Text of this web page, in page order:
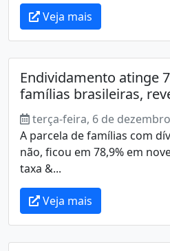
Veja mais
Endividamento atinge
famílias brasileiras,
terça-feira, 6 de
A parcela de famílias com
não, ficou em 78,9% em
taxa &...
Veja mais